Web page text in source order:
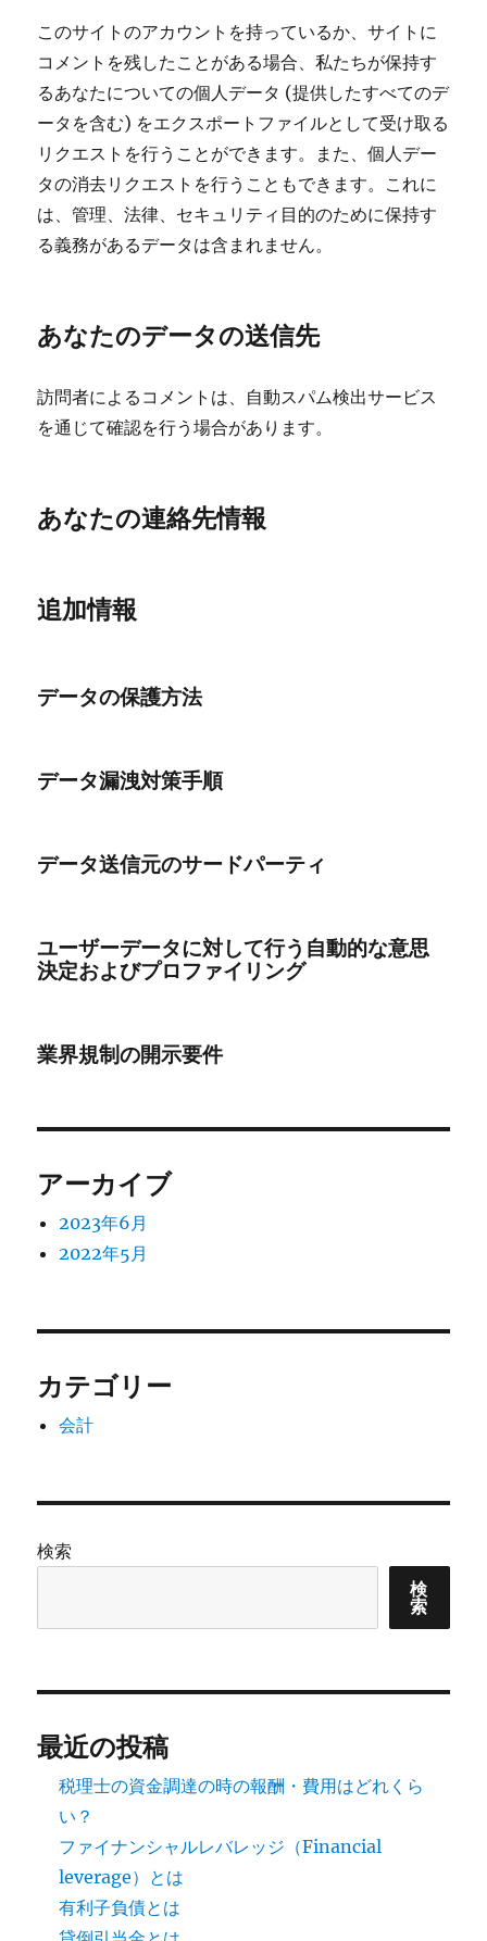
このサイトのアカウントを持っているか、サイトに
コメントを残したことがある場合、私たちが保持す
るあなたについての個人データ (提供したすべてのデ
ータを含む) をエクスポートファイルとして受け取る
リクエストを行うことができます。また、個人デー
タの消去リクエストを行うこともできます。これに
は、管理、法律、セキュリティ目的のために保持す
る義務があるデータは含まれません。
あなたのデータの送信先
訪問者によるコメントは、自動スパム検出サービス
を通じて確認を行う場合があります。
あなたの連絡先情報
追加情報
データの保護方法
データ漏洩対策手順
データ送信元のサードパーティ
ユーザーデータに対して行う自動的な意思
決定およびプロファイリング
業界規制の開示要件
アーカイブ
2023年6月
2022年5月
カテゴリー
会計
検索
検
索
最近の投稿
税理士の資金調達の時の報酬・費用はどれくら
い？
ファイナンシャルレバレッジ（Financial
leverage）とは
有利子負債とは